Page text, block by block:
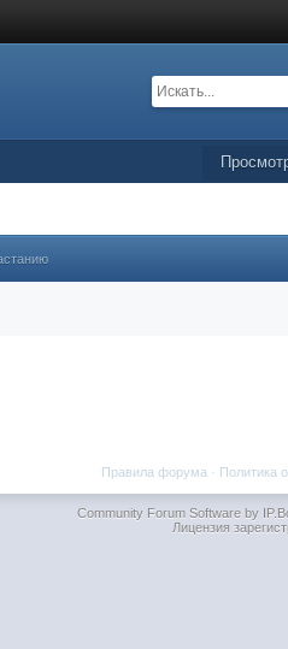
Политика
Правила форума ·
Community Forum Software by
Лицензия